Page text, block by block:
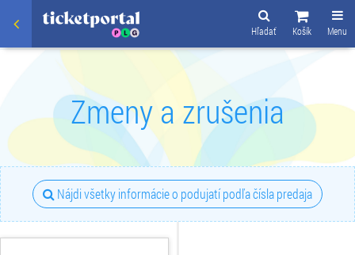
Menu
Košík
Hľadať
Zmeny a zrušenia
Nájdi všetky informácie o podujatí podľa čísla predaja